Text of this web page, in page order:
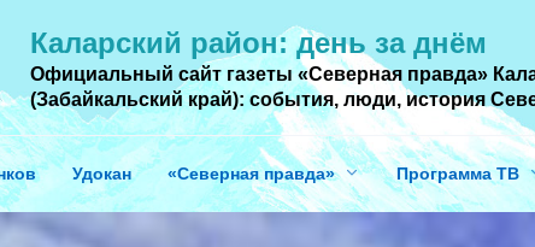
Каларский район: день за днём
Официальный сайт газеты «Северная правда»
(Забайкальский край): события, люди, история
Удокан «Северная правда» Программа ТВ